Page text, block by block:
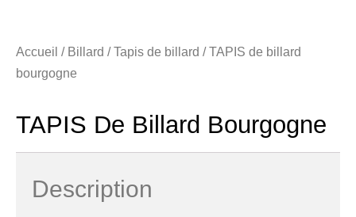
Accueil / Billard /Tapis de billard / TAPIS de billard
bourgogne
TAPIS De Billard Bourgogne
Description